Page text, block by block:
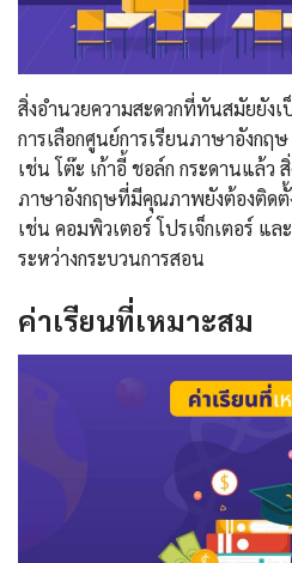
สิ่งอำนวยความสะดวกที่ทันสมัยยัง
การเลือกศูนย์การเรียนภาษาอังกฤ
เช่น โต๊ะ เก้าอี้ ชอล์ก กระดานแล้ว
ภาษาอังกฤษที่มีคุณภาพยังต้องติด
เช่น คอมพิวเตอร์ โปรเจ็กเตอร์ แ
ระหว่างกระบวนการสอน
ค่าเรียนที่เหมาะสม